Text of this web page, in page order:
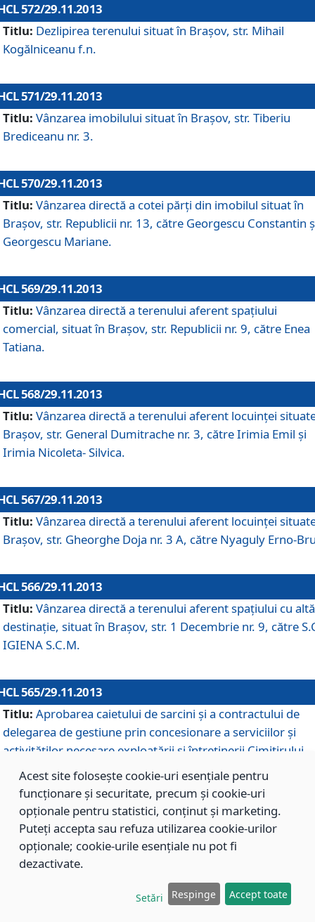
572/29.11.2013
Titlu: Dezlipirea terenului situat în Braşov, str. Mihail
Kogălniceanu f.n.
571/29.11.2013
Titlu: Vânzarea imobilului situat în Braşov, str. Tiberiu
Brediceanu nr. 3.
570/29.11.2013
Titlu: Vânzarea directă a cotei părţi din imobilul situat în
Braşov, str. Republicii nr. 13, către Georgescu Constantin
Georgescu Mariane.
569/29.11.2013
Titlu: Vânzarea directă a terenului aferent spaţiului
comercial, situat în Braşov, str. Republicii nr. 9, către Enea
Tatiana.
568/29.11.2013
Titlu: Vânzarea directă a terenului aferent locuinţei
Braşov, str. General Dumitrache nr. 3, către Irimia Emil şi
Irimia Nicoleta- Silvica.
567/29.11.2013
Titlu: Vânzarea directă a terenului aferent locuinţei
Braşov, str. Gheorghe Doja nr. 3 A, către Nyaguly Erno-
566/29.11.2013
Titlu: Vânzarea directă a terenului aferent spaţiului cu altă
destinaţie, situat în Braşov, str. 1 Decembrie nr. 9, către
IGIENA S.C.M.
565/29.11.2013
Titlu: Aprobarea caietului de sarcini şi a contractului de
delegarea de gestiune prin concesionare a serviciilor şi
activităţilor necesare exploatării şi întreţinerii Cimitirului
Municipal Braşov situat în str. Dimitrie Anghel nr. 19.
564/29.11.2013
Titlu: Completarea şi modificarea H.C.L. nr. 446/2013,
care s-a aprobat studiul de fundamentare pentru
Acest site folosește cookie-uri esențiale pentru
funcționare și securitate, precum și cookie-uri
opționale pentru statistici, conținut și marketing.
Puteți accepta sau refuza utilizarea cookie-urilor
opționale; cookie-urile esențiale nu pot fi
dezactivate.
Setări Respinge Accept toate